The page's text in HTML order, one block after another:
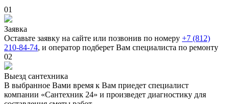
01
Заявка
Оставьте заявку на сайте или позвонив по номеру +7 (812)
210-84-74, и оператор подберет Вам специалиста по ремонту
02
Выезд сантехника
В выбранное Вами время к Вам приедет специалист
компании «Сантехник 24» и произведет диагностику для